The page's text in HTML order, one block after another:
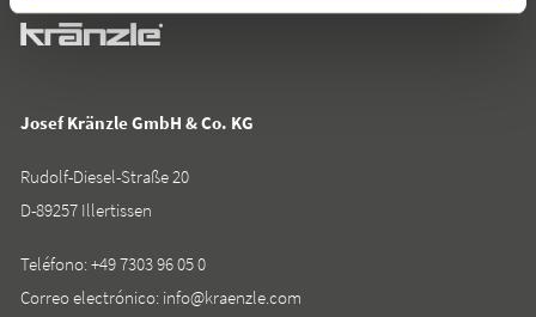
Josef Kränzle GmbH & Co. KG
Rudolf-Diesel-Straße 20
D-89257 Illertissen
Teléfono:+49 7303 96 05 0
Correo electrónico: info@kraenzle.com